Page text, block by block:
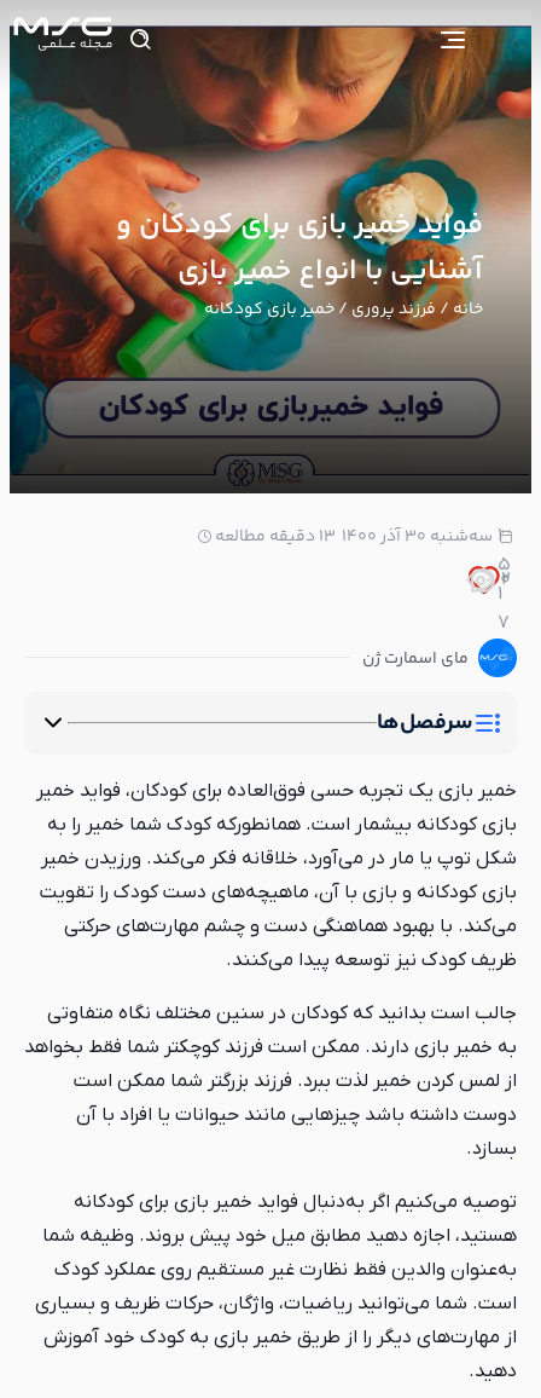
فواید خمیر بازی برای کودکان و
آشنایی با انواع خمیر بازی
خانه / فرزند پروری/ خمیر بازی کودکانه
سه‌شنبه ۳۰ آذر ۱۴۰۰ 13 دقیقه مطالعه
2
0
1
5
1
7
مای اسمارت ژن
سرفصل‌ها
خمیر بازی یک تجربه حسی فوق‌العاده برای کودکان، فواید خمیر
بازی کودکانه بیشمار است. همانطورکه کودک شما خمیر را به
شکل توپ یا مار در می‌آورد، خلاقانه فکر می‌کند. ورزیدن خمیر
بازی کودکانه و بازی با آن، ماهیچه‌های دست کودک را تقویت
می‌کند. با بهبود هماهنگی دست و چشم مهارت‌های حرکتی
ظریف کودک نیز توسعه پیدا می‌کنند.
جالب است بدانید که کودکان در سنین مختلف نگاه متفاوتی
به خمیر بازی دارند. ممکن است فرزند کوچکتر شما فقط بخواهد
از لمس کردن خمیر لذت ببرد. فرزند بزرگتر شما ممکن است
دوست داشته باشد چیزهایی مانند حیوانات یا افراد با آن
بسازد.
توصیه می‌کنیم اگر به‌دنبال فواید خمیر بازی برای کودکانه
هستید، اجازه دهید مطابق میل خود پیش بروند. وظیفه شما
به‌عنوان والدین فقط نظارت غیر مستقیم روی عملکرد کودک
است. شما می‌توانید ریاضیات، واژگان، حرکات ظریف و بسیاری
از مهارت‌های دیگر را از طریق خمیر بازی به کودک خود آموزش
دهید.